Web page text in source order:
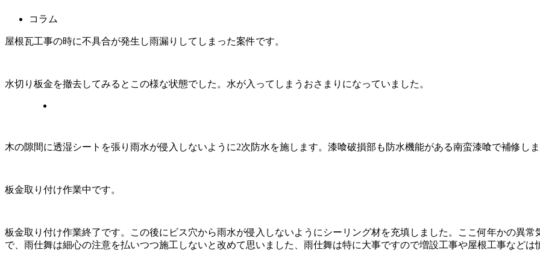
コラム
屋根瓦工事の時に不具合が発生し雨漏りしてしまった案件です。
水切り板金を撤去してみるとこの様な状態でした。水が入ってしまうおさまりになっていました。
木の隙間に透湿シートを張り雨水が侵入しないように2次防水を施します。漆喰破損部も防水機能がある南蛮漆喰で補修しま
板金取り付け作業中です。
板金取り付け作業終了です。この後にビス穴から雨水が侵入しないようにシーリング材を充填しました。ここ何年かの異
で、雨仕舞は細心の注意を払いつつ施工しないと改めて思いました、雨仕舞は特に大事ですので増設工事や屋根工事などは